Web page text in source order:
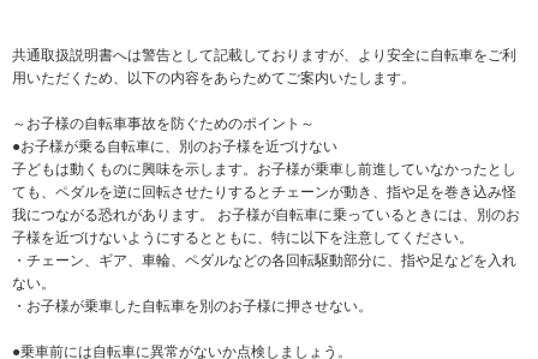
共通取扱説明書へは警告として記載しておりますが、より安全に自転車をご利
用いただくため、以下の内容をあらためてご案内いたします。
～お子様の自転車事故を防ぐためのポイント～
●お子様が乗る自転車に、別のお子様を近づけない
子どもは動くものに興味を示します。お子様が乗車し前進していなかったとし
ても、ペダルを逆に回転させたりするとチェーンが動き、指や足を巻き込み怪
我につながる恐れがあります。 お子様が自転車に乗っているときには、別のお
子様を近づけないようにするとともに、特に以下を注意してください。
・チェーン、ギア、車輪、ペダルなどの各回転駆動部分に、指や足などを入れ
ない。
・お子様が乗車した自転車を別のお子様に押させない。
●乗車前には自転車に異常がないか点検しましょう。